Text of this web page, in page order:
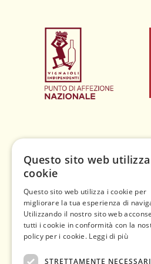
Questo sito web utilizza
cookie
Questo sito web utilizza i cookie per
migliorare la tua esperienza di
Utilizzando il nostro sito web
tutti i cookie in conformità con la
policy per i cookie. Leggi di più
STRETTAMENTE NECESSARI